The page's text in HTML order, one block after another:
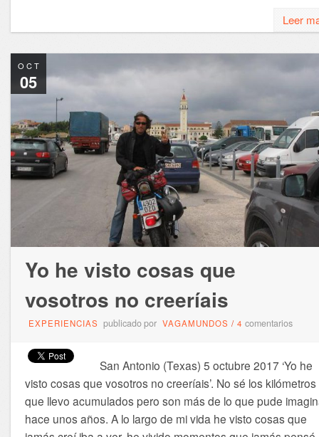
Leer
OCT
05
Yo he visto cosas que
vosotros no creeríais
EXPERIENCIAS publicado por VAGAMUNDOS / 4 comentarios
San Antonio (Texas) 5 octubre 2017 ‘Yo he
visto cosas que vosotros no creeríais’. No sé los kilómetros
que llevo acumulados pero son más de lo que pude
hace unos años. A lo largo de mi vida he visto cosas que